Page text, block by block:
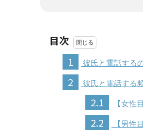
目次
1
彼氏と電話する
2 彼氏と電話する
2.1 【女性
2.2 【男性